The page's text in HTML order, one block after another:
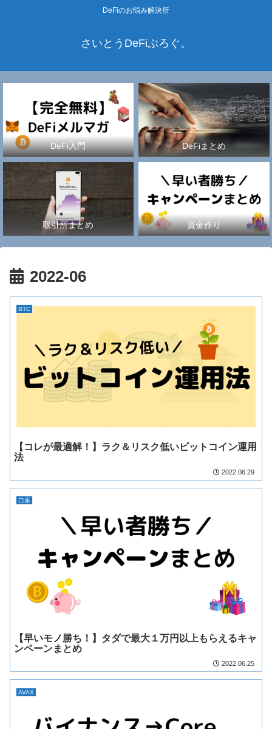
DeFiのお悩み解決所
さいとうDeFiぶろぐ。
DeFi入門 DeFiまとめ
取引所まとめ 資金作り
2022-06
BTC
【コレが最適解！】ラク＆リスク低いビットコイン運用
法
2022.06.29
口座
【早いモノ勝ち！】タダで最大１万円以上もらえるキャ
ンペーンまとめ
2022.06.25
AVAX